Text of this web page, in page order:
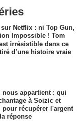
Netflix : ni Top Gun,
Impossible ! Tom
irrésistible dans ce
d’une histoire vraie
nous appartient : qui
à Soizic et
pour récupérer l'argent
réponse